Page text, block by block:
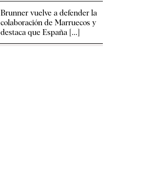
Brunner vuelve a defender la
colaboración de Marruecos y
destaca que España [...]